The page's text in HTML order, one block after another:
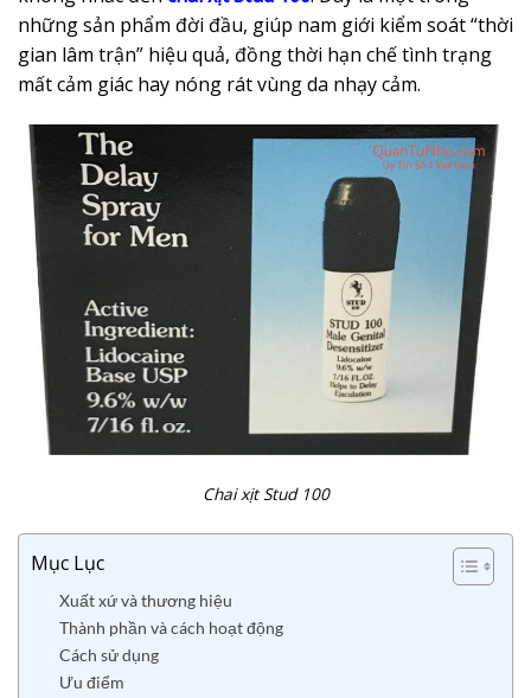
những sản phẩm đời đầu, giúp nam giới kiểm soát “thời
gian lâm trận” hiệu quả, đồng thời hạn chế tình trạng
mất cảm giác hay nóng rát vùng da nhạy cảm.
Chai xịt Stud 100
Mục Lục
Xuất xứ và thương hiệu
Thành phần và cách hoạt động
Cách sử dụng
Ưu điểm